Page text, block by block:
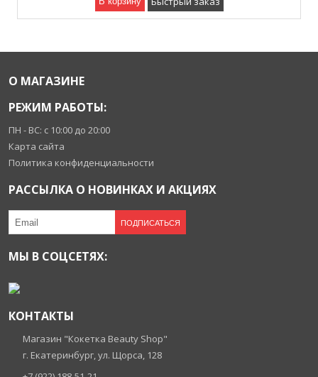
О МАГАЗИНЕ
РЕЖИМ РАБОТЫ:
ПН - ВС: с 10:00 до 20:00
Карта сайта
Политика конфиденциальности
РАССЫЛКА О НОВИНКАХ И АКЦИЯХ
ПОДПИСАТЬСЯ
МЫ В СОЦСЕТЯХ:
КОНТАКТЫ
Магазин "Кокетка Beauty Shop"
г. Екатеринбург, ул. Щорса, 128